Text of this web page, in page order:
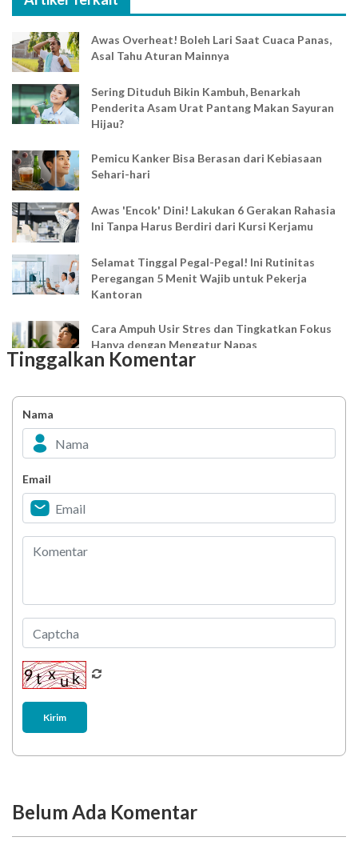
Awas Overheat! Boleh Lari Saat Cuaca Panas,
Asal Tahu Aturan Mainnya
Sering Dituduh Bikin Kambuh, Benarkah
Penderita Asam Urat Pantang Makan Sayuran
Hijau?
Pemicu Kanker Bisa Berasan dari Kebiasaan
Sehari-hari
Awas 'Encok' Dini! Lakukan 6 Gerakan Rahasia
Ini Tanpa Harus Berdiri dari Kursi Kerjamu
Selamat Tinggal Pegal-Pegal! Ini Rutinitas
Peregangan 5 Menit Wajib untuk Pekerja
Kantoran
Cara Ampuh Usir Stres dan Tingkatkan Fokus
Hanya dengan Mengatur Napas
Bahagia dalam Tubuh
Minuman Manis, Teman atau Ancaman?
Berani Selesaikan Challenge 6.000 Langkah?
Tinggalkan Komentar
Nama
Email
Kirim
Belum Ada Komentar